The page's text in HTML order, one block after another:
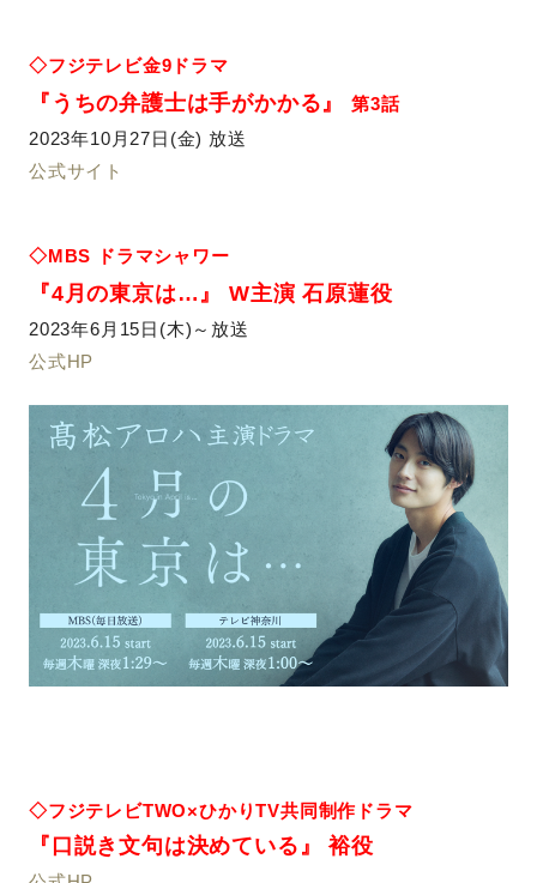
◇フジテレビ金9ドラマ
『うちの弁護士は手がかかる』
第3話
2023年10月27日(金) 放送
公式サイト
◇MBS ドラマシャワー
『4月の東京は…』 W主演 石原蓮役
2023年6月15日(木)～放送
公式HP
◇フジテレビTWO×ひかりTV共同制作ドラマ
『口説き文句は決めている』 裕役